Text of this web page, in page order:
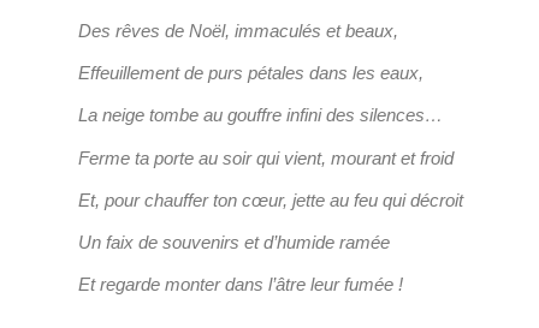
Des rêves de Noël, immaculés et beaux,
Effeuillement de purs pétales dans les eaux,
La neige tombe au gouffre infini des silences…
Ferme ta porte au soir qui vient, mourant et froid
Et, pour chauffer ton cœur, jette au feu qui décroit
Un faix de souvenirs et d’humide ramée
Et regarde monter dans l’âtre leur fumée !